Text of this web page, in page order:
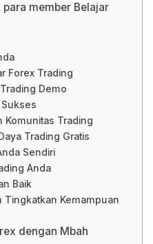
member Belajar
Forex Trading
Demo
Komunitas Trading
Trading Gratis
Sendiri
Anda
Baik
Tingkatkan Kemampuan
dengan Mbah